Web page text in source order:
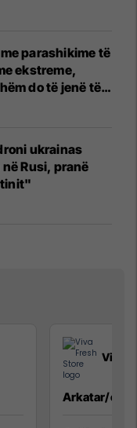
parashikime të
ekstreme,
do të jenë të
ukrainas
Rusi, pranë
Viva
Arkatar/e